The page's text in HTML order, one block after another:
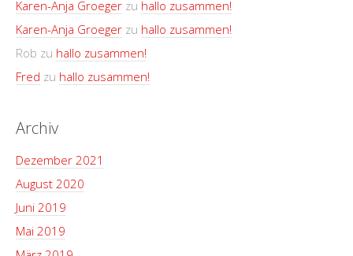
Karen-Anja Groeger zu hallo zusammen!
Karen-Anja Groeger zu hallo zusammen!
Rob zu hallo zusammen!
Fred zu hallo zusammen!
Archiv
Dezember 2021
August 2020
Juni 2019
Mai 2019